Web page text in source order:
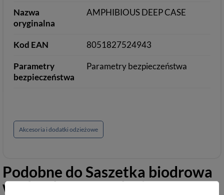
Nazwa
oryginalna
AMPHIBIOUS DEEP CASE
Kod EAN 8051827524943
Parametry
bezpieczeństwa
Parametry bezpieczeństwa
Akcesoria i dodatki odzieżowe
Podobne doSaszetka biodrowa
wodoodporna podróżna -